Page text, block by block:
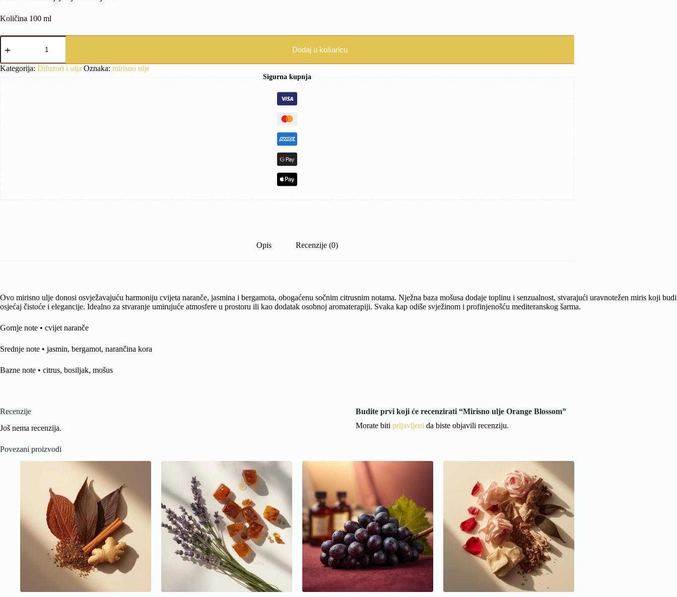
Količina 100 ml
Mirisno
ulje
Blossom
količina
Dodaj u košaricu
Kategorija: Difuzori i ulja Oznaka: mirisno ulje
Sigurna kupnja
Opis Recenzije (0)
Ovo mirisno ulje donosi osvježavajuću harmoniju cvijeta naranče, jasmina i bergamota, obogaćenu sočnim citrusnim notama. Nježna baza mošusa dodaje toplinu i senzualnost, stvarajući uravnotežen miris koji budi
osjećaj čistoće i elegancije. Idealno za stvaranje umirujuće atmosfere u prostoru ili kao dodatak osobnoj aromaterapiji. Svaka kap odiše svježinom i profinjenošću mediteranskog šarma.
Gornje note • cvijet naranče
Srednje note • jasmin, bergamot, narančina kora
Bazne note • citrus, bosiljak, mošus
Recenzije
Još nema recenzija.
Budite prvi koji će recenzirati “Mirisno ulje Orange Blossom”
Morate biti prijavljeni da biste objavili recenziju.
Povezani proizvodi